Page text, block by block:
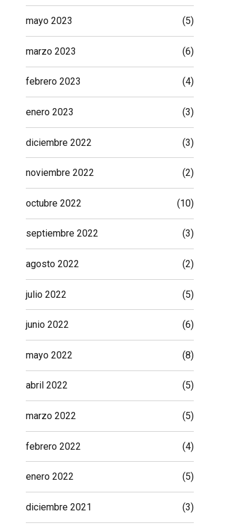
mayo 2023 (5)
marzo 2023 (6)
febrero 2023 (4)
enero 2023 (3)
diciembre 2022 (3)
noviembre 2022 (2)
octubre 2022 (10)
septiembre 2022 (3)
agosto 2022 (2)
julio 2022 (5)
junio 2022 (6)
mayo 2022 (8)
abril 2022 (5)
marzo 2022 (5)
febrero 2022 (4)
enero 2022 (5)
diciembre 2021 (3)